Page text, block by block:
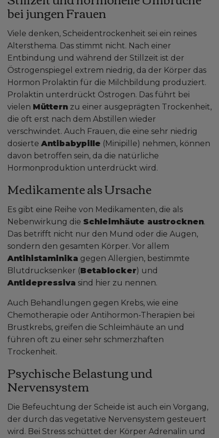
bei jungen Frauen
Viele denken, Scheidentrockenheit sei ein reines
Altersthema. Das stimmt nicht. Nach einer
Entbindung und während der Stillzeit ist der
Östrogenspiegel extrem niedrig, da der Körper das
Hormon Prolaktin für die Milchbildung produziert.
Prolaktin unterdrückt Östrogen. Das führt bei
vielen Müttern zu einer ausgeprägten Trockenheit,
die oft erst nach dem Abstillen wieder
verschwindet. Auch Frauen, die eine sehr niedrig
dosierte Antibabypille (Minipille) nehmen, können
davon betroffen sein, da die natürliche
Hormonproduktion unterdrückt wird.
Medikamente als Ursache
Es gibt eine Reihe von Medikamenten, die als
Nebenwirkung die Schleimhäute austrocknen.
Das betrifft nicht nur den Mund oder die Augen,
sondern den gesamten Körper. Vor allem
Antihistaminika gegen Allergien, bestimmte
Blutdrucksenker (Betablocker) und
Antidepressiva sind hier zu nennen.
Auch Behandlungen gegen Krebs, wie eine
Chemotherapie oder Antihormon-Therapien bei
Brustkrebs, greifen die Schleimhäute an und
führen oft zu einer sehr schmerzhaften
Trockenheit.
Psychische Belastung und
Nervensystem
Die Befeuchtung der Scheide ist auch ein Vorgang,
der durch das vegetative Nervensystem gesteuert
wird. Bei Stress schüttet der Körper Adrenalin und